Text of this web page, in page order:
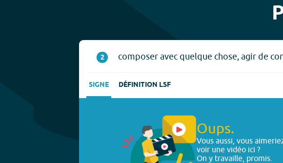
2 composer avec quelque chose, agir de
SIGNE DÉFINITION LSF
Oups.
Vous aussi, vous
voir une vidéo ici ?
On y travaille, promis.